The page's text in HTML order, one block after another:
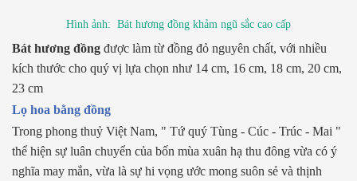
Hình ảnh: Bát hương đồng khảm ngũ sắc cao cấp
Bát hương đồng được làm từ đồng đỏ nguyên chất, với nhiều
kích thước cho quý vị lựa chọn như 14 cm, 16 cm, 18 cm, 20 cm,
23 cm
Lọ hoa bằng đồng
Trong phong thuỷ Việt Nam, " Tứ quý Tùng - Cúc - Trúc - Mai "
thể hiện sự luân chuyển của bốn mùa xuân hạ thu đông vừa có ý
nghĩa may mắn, vừa là sự hi vọng ước mong suôn sẻ và thịnh